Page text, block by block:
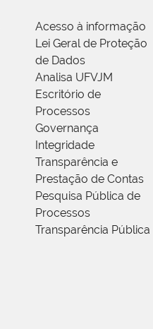
Acesso à informação
Lei Geral de Proteção
de Dados
Analisa UFVJM
Escritório de
Processos
Governança
Integridade
Transparência e
Prestação de Contas
Pesquisa Pública de
Processos
Transparência Pública